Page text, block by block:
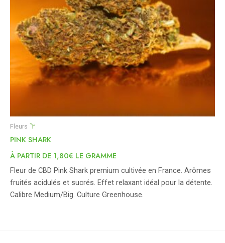
Fleurs
PINK SHARK
À PARTIR DE 1,80€ LE GRAMME
Fleur de CBD Pink Shark premium cultivée en France. Arômes
fruités acidulés et sucrés. Effet relaxant idéal pour la détente.
Calibre Medium/Big. Culture Greenhouse.